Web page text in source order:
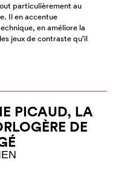
particulièrement au
Il en accentue
en améliore la
jeux de contraste qu’il
PICAUD, LA
DE